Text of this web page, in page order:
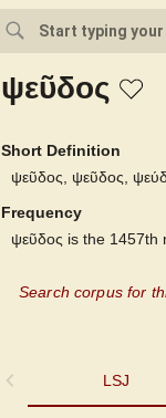
ψεῦδος
Short Definition
ψεῦδος, ψεῦδος,
Frequency
ψεῦδος is the 1457th
Search corpus for
LSJ